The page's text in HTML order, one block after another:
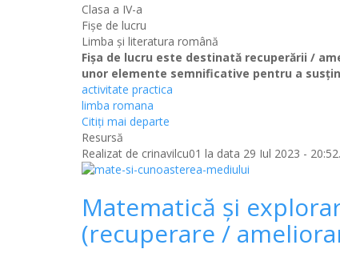
Clasa a IV-a
Fișe de lucru
Limba şi literatura română
Fişa de lucru este destinată recuperării /
unor elemente semnificative pentru a
activitate practica
limba romana
Citiţi mai departe
Resursă
Realizat de crinavilcu01 la data 29 Iul 2023 - 20:52.
Matematică şi
(recuperare /